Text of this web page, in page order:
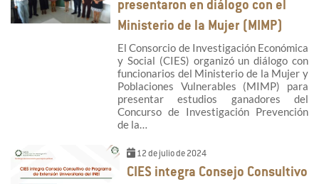
presentaron en diálogo con el
Ministerio de la Mujer (MIMP)
El Consorcio de Investigación Económica
y Social (CIES) organizó un diálogo con
funcionarios del Ministerio de la Mujer y
Poblaciones Vulnerables (MIMP) para
presentar estudios ganadores del
Concurso de Investigación Prevención
de la…
12 de julio de 2024
CIES integra Consejo Consultivo